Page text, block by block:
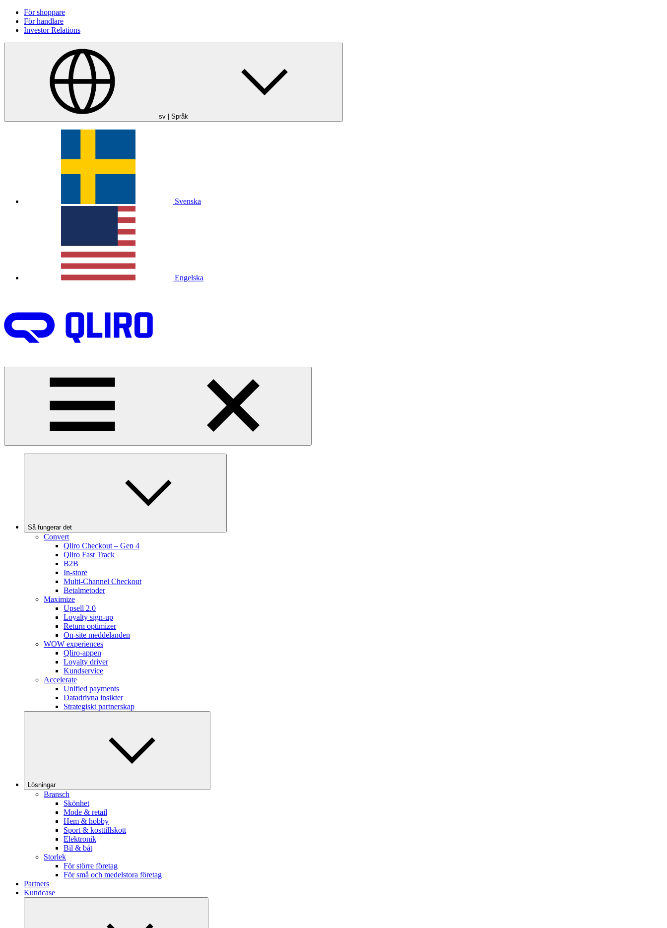
För shoppare
För handlare
Investor Relations
sv | Språk
Svenska
Engelska
Så fungerar det
Convert
Qliro Checkout – Gen 4
Qliro Fast Track
B2B
In-store
Multi-Channel Checkout
Betalmetoder
Maximize
Upsell 2.0
Loyalty sign-up
Return optimizer
On-site meddelanden
WOW experiences
Qliro-appen
Loyalty driver
Kundservice
Accelerate
Unified payments
Datadrivna insikter
Strategiskt partnerskap
Lösningar
Bransch
Skönhet
Mode & retail
Hem & hobby
Sport & kosttillskott
Elektronik
Bil & båt
Storlek
För större företag
För små och medelstora företag
Partners
Kundcase